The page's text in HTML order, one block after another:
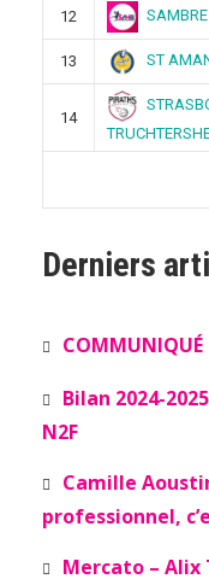
12
13 ST
14
Derniers
COMMUNIQUÉ
Bilan 2024-
N2F
Camille
professionnel,
Mercato –